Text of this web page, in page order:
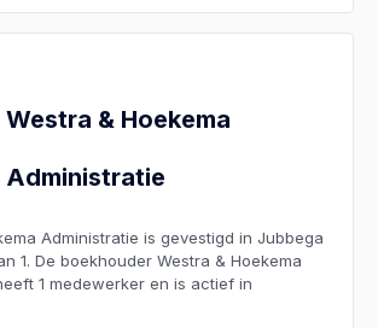
Westra & Hoekema
Administratie
Administratie is gevestigd in Jubbega
1. De boekhouder Westra & Hoekema
1 medewerker en is actief in